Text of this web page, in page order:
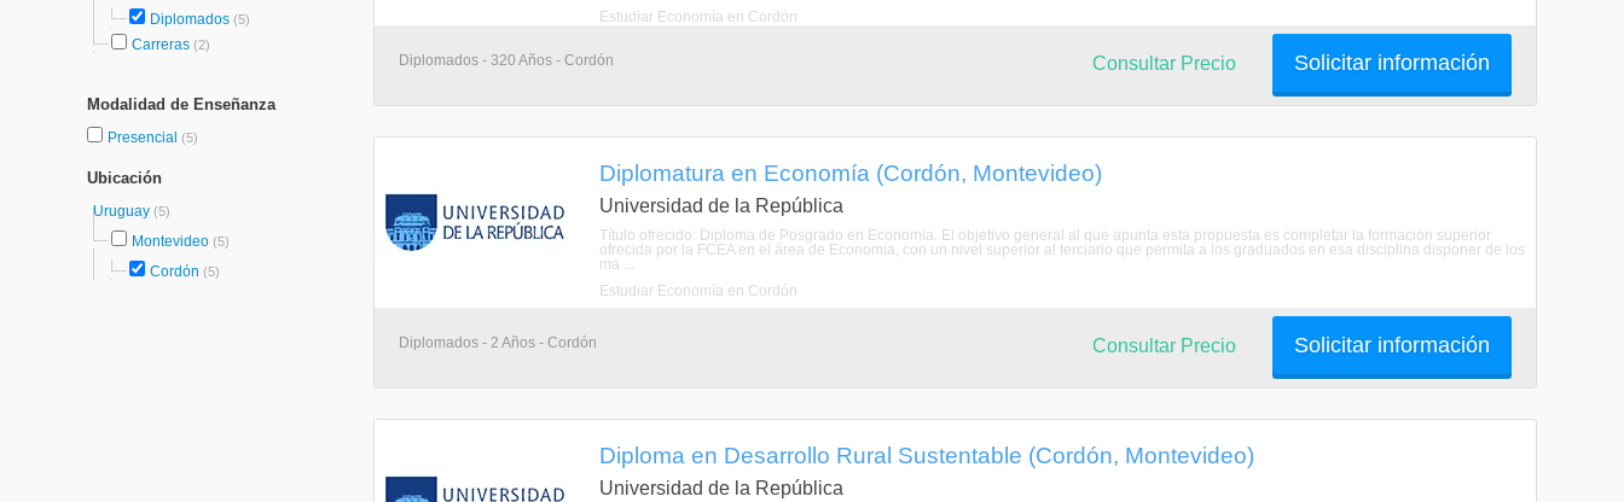
Diplomados (5)
Carreras (2)
Modalidad de Enseñanza
Presencial (5)
Ubicación
Uruguay (5)
Montevideo (5)
Cordón (5)
Estudiar Economía en Cordón
Diplomados - 320 Años - Cordón Solicitar información
Consultar Precio
Diplomatura en Economía (Cordón, Montevideo)
Universidad de la República
Título ofrecido: Diploma de Posgrado en Economía. El objetivo general al que apunta esta propuesta es completar la formación superior
ofrecida por la FCEA en el área de Economía, con un nivel superior al terciario que permita a los graduados en esa disciplina disponer de los
ma ...
Estudiar Economía en Cordón
Diplomados - 2 Años - Cordón Solicitar información
Consultar Precio
Diploma en Desarrollo Rural Sustentable (Cordón, Montevideo)
Universidad de la República